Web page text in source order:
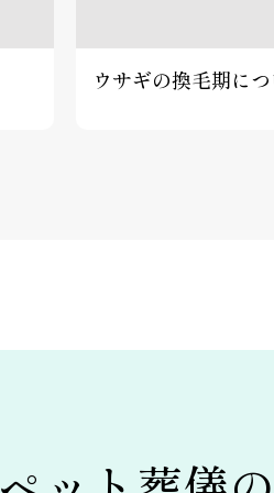
ウサギの換毛期に